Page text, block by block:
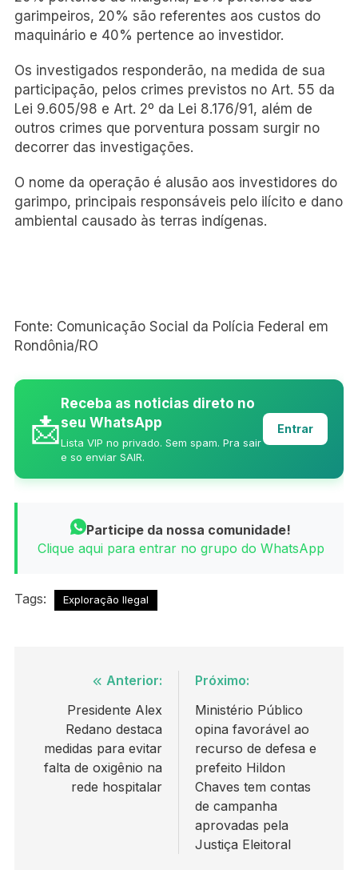
garimpeiros, 20% são referentes aos custos do
maquinário e 40% pertence ao investidor.
Os investigados responderão, na medida de sua
participação, pelos crimes previstos no Art. 55 da
Lei 9.605/98 e Art. 2º da Lei 8.176/91, além de
outros crimes que porventura possam surgir no
decorrer das investigações.
O nome da operação é alusão aos investidores do
garimpo, principais responsáveis pelo ilícito e dano
ambiental causado às terras indígenas.
Fonte: Comunicação Social da Polícia Federal em
Rondônia/RO
📩
Receba as noticias direto no
seu WhatsApp
Lista VIP no privado. Sem spam. Pra sair
e so enviar SAIR.
Entrar
Participe da nossa comunidade!
Clique aqui para entrar no grupo do WhatsApp
Tags: Exploração Ilegal
Navegação
Post
Anterior:
Presidente Alex
Redano destaca
medidas para evitar
falta de oxigênio na
rede hospitalar
Próximo:
Ministério Público
opina favorável ao
recurso de defesa e
prefeito Hildon
Chaves tem contas
de campanha
aprovadas pela
Justiça Eleitoral